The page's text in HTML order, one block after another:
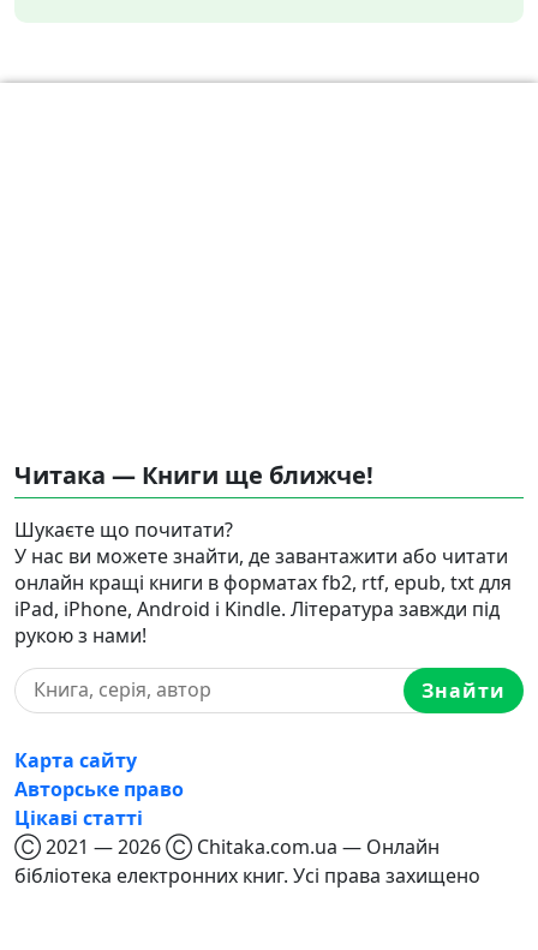
Читака — Книги ще ближче!
Шукаєте що почитати?
У нас ви можете знайти, де завантажити або читати
онлайн кращі книги в форматах fb2, rtf, epub, txt для
iPad, iPhone, Android і Kindle. Література завжди під
рукою з нами!
Знайти
Карта сайту
Авторське право
Цікаві статті
Ⓒ 2021 — 2026 Ⓒ Chitaka.com.ua — Онлайн
бібліотека електронних книг. Усі права захищено